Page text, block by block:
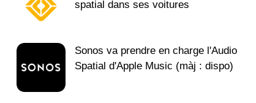
spatial dans ses voitures
Sonos va prendre en charge l'Audio
Spatial d'Apple Music (màj : dispo)